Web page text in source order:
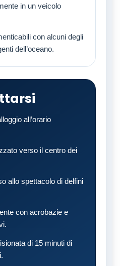
in un veicolo
con alcuni degli
dell’oceano.
all’orario
verso il centro dei
allo spettacolo di delfini
con acrobazie e
di 15 minuti di